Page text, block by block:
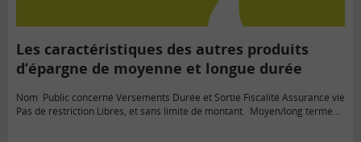
Les caractéristiques des autres produits
d’épargne de moyenne et longue durée
Nom Public concerné Versements Durée et Sortie Fiscalité Assurance vie
Pas de restriction Libres, et sans limite de montant. Moyen/long terme